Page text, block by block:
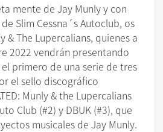
mente de Jay Munly y con
Slim Cessna´s Autoclub, os
& The Lupercalians, quienes a
2022 vendrán presentando
primero de una serie de tres
el sello discográfico
Munly & the Lupercalians
Club (#2) y DBUK (#3), que
musicales de Jay Munly.